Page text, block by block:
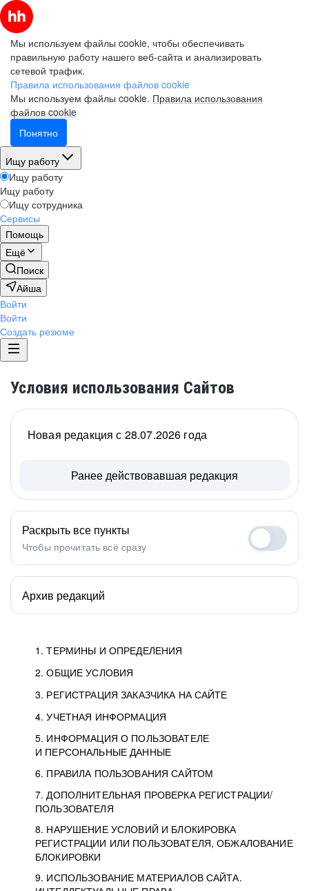
Мы используем файлы cookie, чтобы обеспечивать
правильную работу нашего веб-сайта и анализировать
сетевой трафик.
Правила использования файлов cookie
Мы используем файлы cookie. Правила использования
файлов cookie
Понятно
Ищу работу
Ищу работу
Ищу работу
Ищу сотрудника
Сервисы
Помощь
Ещё
Поиск
Айша
Войти
Войти
Создать резюме
Условия использования Сайтов
1. ТЕРМИНЫ И ОПРЕДЕЛЕНИЯ
2. ОБЩИЕ УСЛОВИЯ
3. РЕГИСТРАЦИЯ ЗАКАЗЧИКА НА САЙТЕ
4. УЧЕТНАЯ ИНФОРМАЦИЯ
5. ИНФОРМАЦИЯ О ПОЛЬЗОВАТЕЛЕ
И ПЕРСОНАЛЬНЫЕ ДАННЫЕ
6. ПРАВИЛА ПОЛЬЗОВАНИЯ САЙТОМ
7. ДОПОЛНИТЕЛЬНАЯ ПРОВЕРКА РЕГИСТРАЦИИ/
ПОЛЬЗОВАТЕЛЯ
8. НАРУШЕНИЕ УСЛОВИЙ И БЛОКИРОВКА
РЕГИСТРАЦИИ ИЛИ ПОЛЬЗОВАТЕЛЯ, ОБЖАЛОВАНИЕ
БЛОКИРОВКИ
9. ИСПОЛЬЗОВАНИЕ МАТЕРИАЛОВ САЙТА.
Новая редакция с 28.07.2026 года
Ранее действовавшая редакция
Раскрыть все пункты
Чтобы прочитать всё сразу
Архив редакций